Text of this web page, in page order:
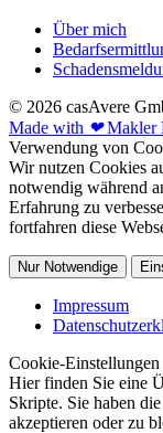
Über mich
© 2026 casAvere
Made with ❤Makler
Verwendung von
Wir nutzen Cookies
notwendig während
Erfahrung zu
fortfahren diese
Nur Notwendige
Impressum
Cookie-Einstellungen
Hier finden Sie eine
Skripte. Sie haben
akzeptieren oder zu